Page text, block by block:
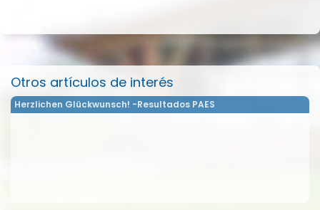
Otros artículos de interés
Herzlichen Glückwunsch! -Resultados PAES